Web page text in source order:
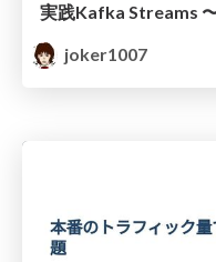
joker1007